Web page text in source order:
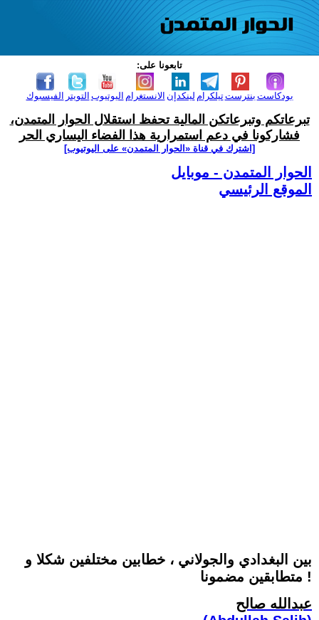
تابعونا على:
الفيسبوك التويتر اليوتيوب الانستغرام لينكدإن تيلكرامبنترست بودكاست
تبرعاتكم وتبرعاتكن المالية تحفظ استقلال الحوار المتمدن،
فشاركونا في دعم استمرارية هذا الفضاء اليساري الحر
[اشترك في قناة ‫«الحوار المتمدن» على اليوتيوب]
الحوار المتمدن - موبايل
الموقع الرئيسي
بين البغدادي والجولاني ، خطابين مختلفين شكلا و
متطابقين مضمونا !
عبدالله صالح